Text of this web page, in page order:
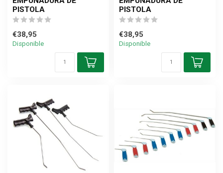
PISTOLA
€38,95
Disponible
PISTOLA
€38,95
Disponible